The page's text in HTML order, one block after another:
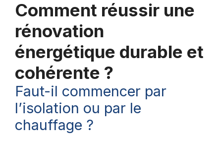
Comment réussir une
rénovation
énergétique durable et
cohérente ?
Faut-il commencer par
l’isolation ou par le
chauffage ?